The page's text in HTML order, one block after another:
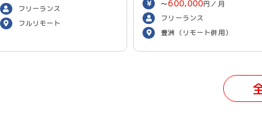
フリーランス
フルリモート
〜600,000円／月
フリーランス
豊洲（リモート併用）